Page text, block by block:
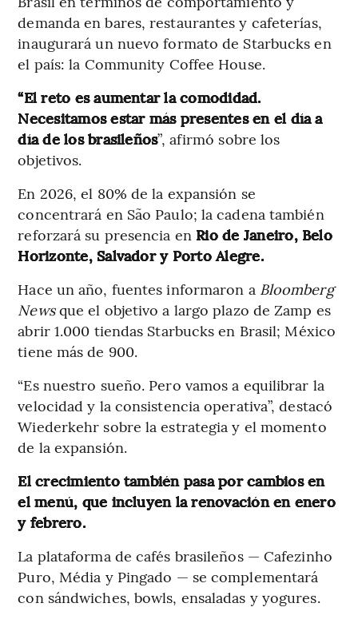
demanda en bares, restaurantes y cafeterías,
inaugurará un nuevo formato de Starbucks en
el país: la Community Coffee House.
“El reto es aumentar la comodidad.
Necesitamos estar más presentes en el día a
día de los brasileños”, afirmó sobre los
objetivos.
En 2026, el 80% de la expansión se
concentrará en São Paulo; la cadena también
reforzará su presencia en Rio de Janeiro, Belo
Horizonte, Salvador y Porto Alegre.
Hace un año, fuentes informaron a Bloomberg
Newsque el objetivo a largo plazo de Zamp es
abrir 1.000 tiendas Starbucks en Brasil; México
tiene más de 900.
“Es nuestro sueño. Pero vamos a equilibrar la
velocidad y la consistencia operativa”, destacó
Wiederkehr sobre la estrategia y el momento
de la expansión.
El crecimiento también pasa por cambios en
el menú, que incluyen la renovación en enero
y febrero.
La plataforma de cafés brasileños — Cafezinho
Puro, Média y Pingado — se complementará
con sándwiches, bowls, ensaladas y yogures.